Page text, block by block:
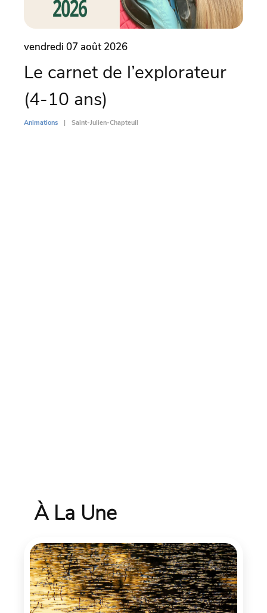
vendredi 07 août 2026
Le carnet de l’explorateur
(4-10 ans)
Animations Saint-Julien-Chapteuil
À La Une